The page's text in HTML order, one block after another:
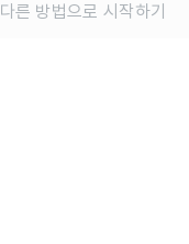
다른 방법으로 시작하기